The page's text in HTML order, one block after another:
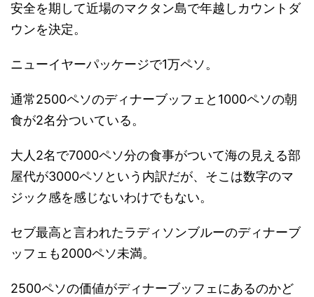
安全を期して近場のマクタン島で年越しカウントダ
ウンを決定。
ニューイヤーパッケージで1万ペソ。
通常2500ペソのディナーブッフェと1000ペソの朝
食が2名分ついている。
大人2名で7000ペソ分の食事がついて海の見える部
屋代が3000ペソという内訳だが、そこは数字のマ
ジック感を感じないわけでもない。
セブ最高と言われたラディソンブルーのディナーブ
ッフェも2000ペソ未満。
2500ペソの価値がディナーブッフェにあるのかど